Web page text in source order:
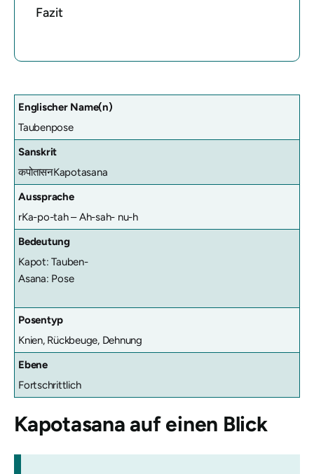
Fazit
Englischer Name(n)
Taubenpose
Sanskrit
कपोतासनKapotasana
Aussprache
rKa-po-tah – Ah-sah- nu-h
Bedeutung
Kapot: Tauben-
Asana: Pose
Posentyp
Knien, Rückbeuge, Dehnung
Ebene
Fortschrittlich
Kapotasana auf einen Blick